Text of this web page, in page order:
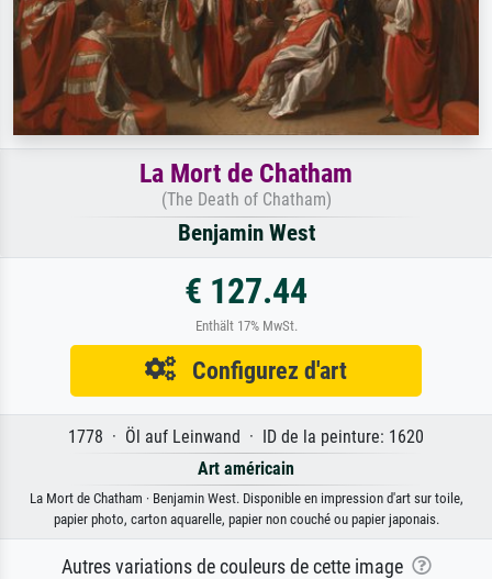
La Mort de Chatham
(The Death of Chatham)
Benjamin West
€ 127.44
Enthält 17% MwSt.
Configurez d'art
1778 · Öl auf Leinwand · ID de la peinture: 1620
Art américain
La Mort de Chatham · Benjamin West. Disponible en impression d'art sur toile,
papier photo, carton aquarelle, papier non couché ou papier japonais.
Autres variations de couleurs de cette image